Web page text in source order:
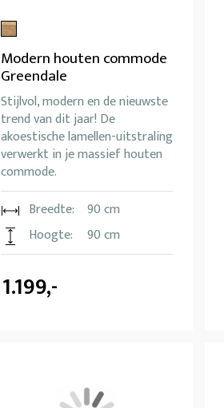
Modern houten commode
Greendale
Stijlvol, modern en de nieuwste
trend van dit jaar! De
akoestische lamellen-uitstraling
verwerkt in je massief houten
commode.
Breedte:
90 cm
Hoogte:
90 cm
1.199,-